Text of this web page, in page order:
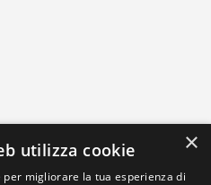
×
utilizza cookie
migliorare la tua esperienza di